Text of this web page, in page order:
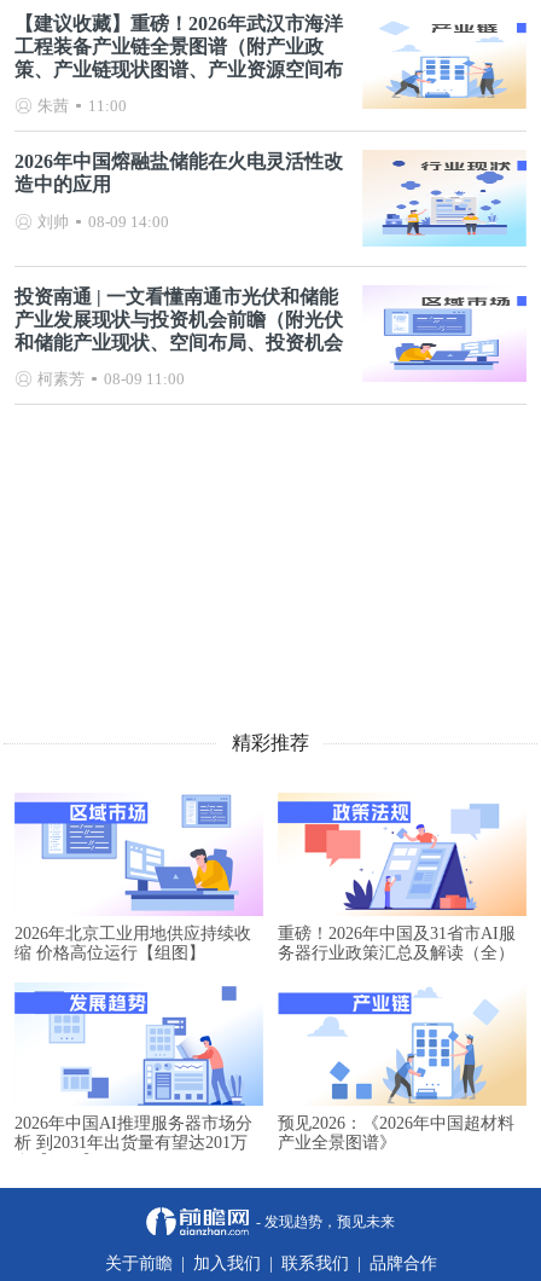
【建议收藏】重磅！2026年武汉市海洋
工程装备产业链全景图谱（附产业政
策、产业链现状图谱、产业资源空间布
朱茜 11:00
2026年中国熔融盐储能在火电灵活性改
造中的应用
刘帅 08-09 14:00
投资南通 | 一文看懂南通市光伏和储能
产业发展现状与投资机会前瞻（附光伏
和储能产业现状、空间布局、投资机会
柯素芳 08-09 11:00
精彩推荐
2026年北京工业用地供应持续收
缩 价格高位运行【组图】
重磅！2026年中国及31省市AI服
务器行业政策汇总及解读（全）
2026年中国AI推理服务器市场分
析 到2031年出货量有望达201万
预见2026：《2026年中国超材料
产业全景图谱》
- 发现趋势，预见未来
关于前瞻 | 加入我们 | 联系我们 | 品牌合作